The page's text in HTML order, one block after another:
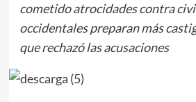
cometido atrocidades contra
occidentales preparan más
que rechazó las acusaciones